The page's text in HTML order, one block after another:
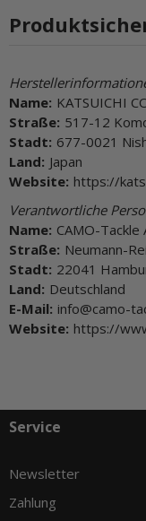
Name: KATSUICHI
Straße: 517-12
Stadt: 677-0021
Land: Japan
Website: https://
Verantwortliche
Name: CAMO-Tackle
Straße: Neumann-
Stadt: 22041
Land: Deutschland
E-Mail: info@camo-
Website: https://
Service
Newsletter
Zahlung